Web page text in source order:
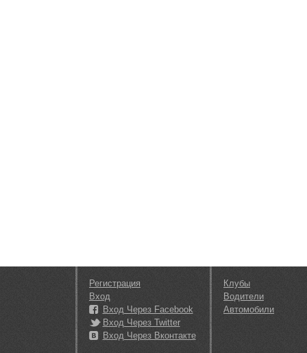
Регистрация
Вход
Вход Через Facebook
Вход Через Twitter
Вход Через Вконтакте
Клубы
Водители
Автомобили